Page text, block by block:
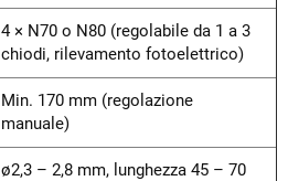
4 × N70 o N80 (regolabile da 1 a 3
chiodi, rilevamento fotoelettrico)
Min. 170 mm (regolazione
manuale)
ø2,3 – 2,8 mm, lunghezza 45 – 70